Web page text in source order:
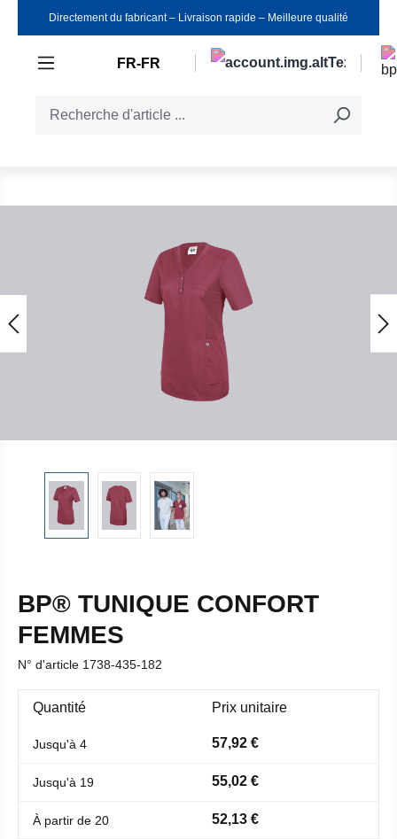
Passer au contenu principal
Directement du fabricant ‒ Livraison rapide ‒ Meilleure qualité
FR-FR
BP® TUNIQUE CONFORT
FEMMES
N° d'article 1738-435-182
Quantité Prix unitaire
Jusqu'à 4 57,92 €
Jusqu'à 19 55,02 €
À partir de 20 52,13 €